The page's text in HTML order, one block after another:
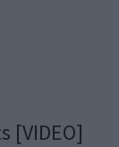
[VIDEO]